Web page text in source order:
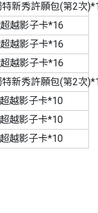
特新秀許願包(第2次
超越影子卡*16
超越影子卡*16
超越影子卡*16
特新秀許願包(第2次
超越影子卡*10
超越影子卡*10
超越影子卡*10